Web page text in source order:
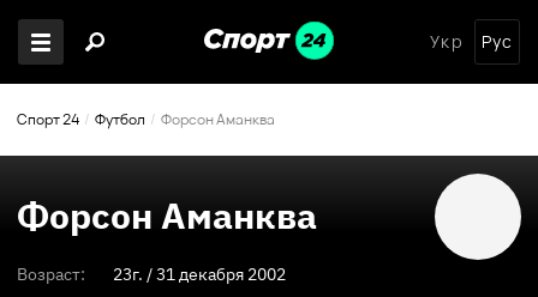
Укр Рус
Спорт 24 Футбол Форсон Аманква
Форсон Аманква
Возраст: 23г. /31 декабря 2002